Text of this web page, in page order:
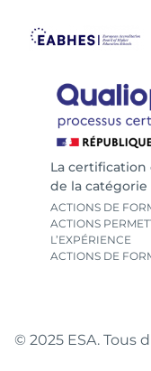
La
de la catégorie
ACTIONS DE
ACTIONS
L’EXPÉRIENCE
ACTIONS DE
© 2025 ESA. Tous